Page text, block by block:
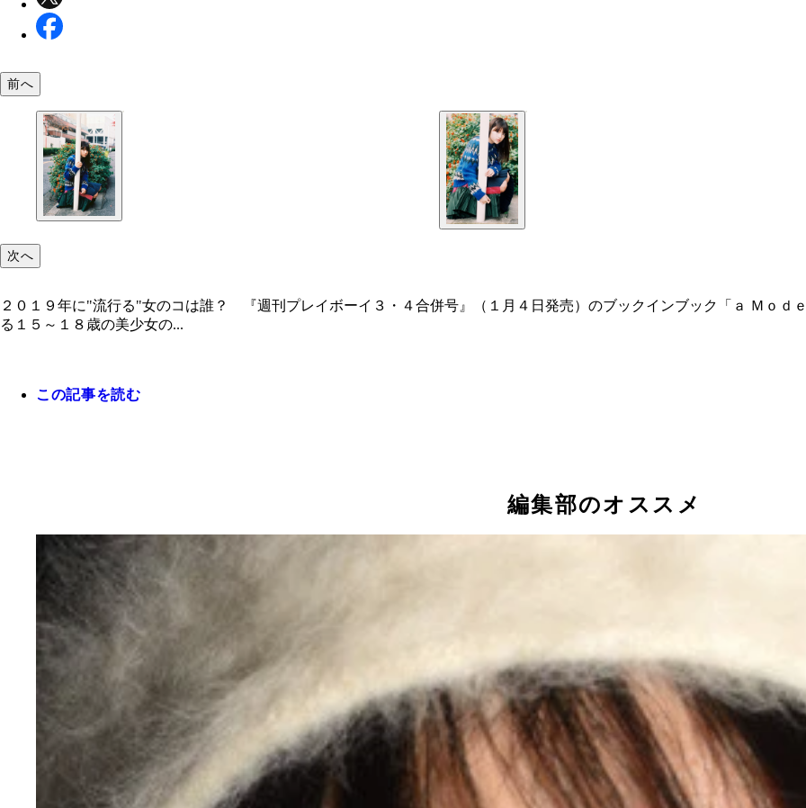
前へ
次へ
２０１９年に"流行る"女のコは誰？ 『週刊プレイボーイ３・４合併号』（１月４日発売）のブックインブック「ａ Ｍｏｄ
る１５～１８歳の美少女の...
この記事を読む
編集部のオススメ